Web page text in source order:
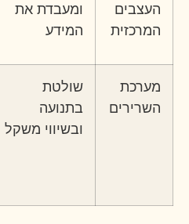
העצבים
המרכזית
ומעבדת את
המידע
מערכת
השרירים
שולטת
בתנועה
ובשיווי משקל